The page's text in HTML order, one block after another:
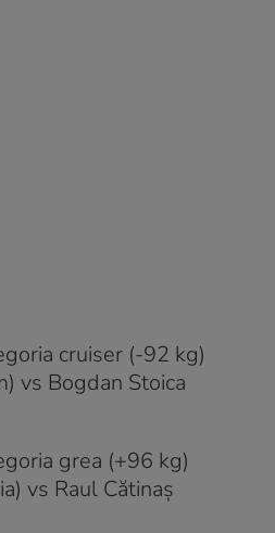
cruiser (-92 kg)
vs Bogdan Stoica
grea (+96 kg)
vs Raul Cătinaş